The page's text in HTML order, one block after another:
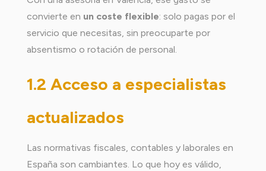
convierte en un coste flexible: solo pagas por el
servicio que necesitas, sin preocuparte por
absentismo o rotación de personal.
1.2 Acceso a especialistas
actualizados
Las normativas fiscales, contables y laborales en
España son cambiantes. Lo que hoy es válido,